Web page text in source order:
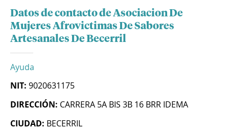
Datos de contacto de Asociacion De
Mujeres Afrovictimas De Sabores
Artesanales De Becerril
Ayuda
NIT: 9020631175
DIRECCIÓN: CARRERA 5A BIS 3B 16 BRR IDEMA
CIUDAD: BECERRIL